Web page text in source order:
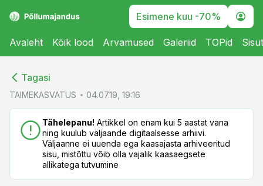
Esimene kuu -70%
Avaleht Kõik lood Arvamused Galeriid TOPid
Tagasi
TAIMEKASVATUS 04.07.19, 19:16
Tähelepanu! Artikkel on enam kui 5 aastat vana
ning kuulub väljaande digitaalsesse arhiivi.
Väljaanne ei uuenda ega kaasajasta arhiveeritud
sisu, mistõttu võib olla vajalik kaasaegsete
allikatega tutvumine